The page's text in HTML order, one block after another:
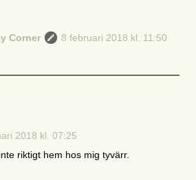
Corner
8 februari 2018 kl. 11:50
2018 kl. 07:25
riktigt hem hos mig tyvärr.